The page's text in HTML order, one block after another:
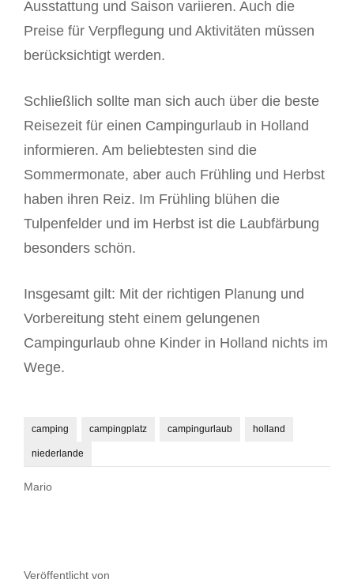
Ausstattung und Saison variieren. Auch die
Preise für Verpflegung und Aktivitäten müssen
berücksichtigt werden.
Schließlich sollte man sich auch über die beste
Reisezeit für einen Campingurlaub in Holland
informieren. Am beliebtesten sind die
Sommermonate, aber auch Frühling und Herbst
haben ihren Reiz. Im Frühling blühen die
Tulpenfelder und im Herbst ist die Laubfärbung
besonders schön.
Insgesamt gilt: Mit der richtigen Planung und
Vorbereitung steht einem gelungenen
Campingurlaub ohne Kinder in Holland nichts im
Wege.
camping campingplatz campingurlaub holland
niederlande
Mario
Veröffentlicht von